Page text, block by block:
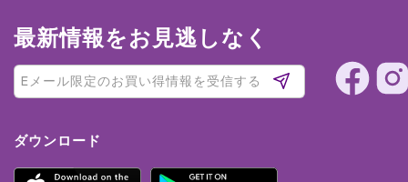
最新情報をお見逃しなく
ダウンロード